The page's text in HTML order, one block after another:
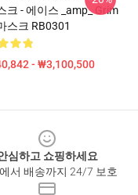
크 - 에이스 _amp_ Grim
스크 RB0301
- ₩3,100,500
심하고 쇼핑하세요
서 배송까지 24/7 보호